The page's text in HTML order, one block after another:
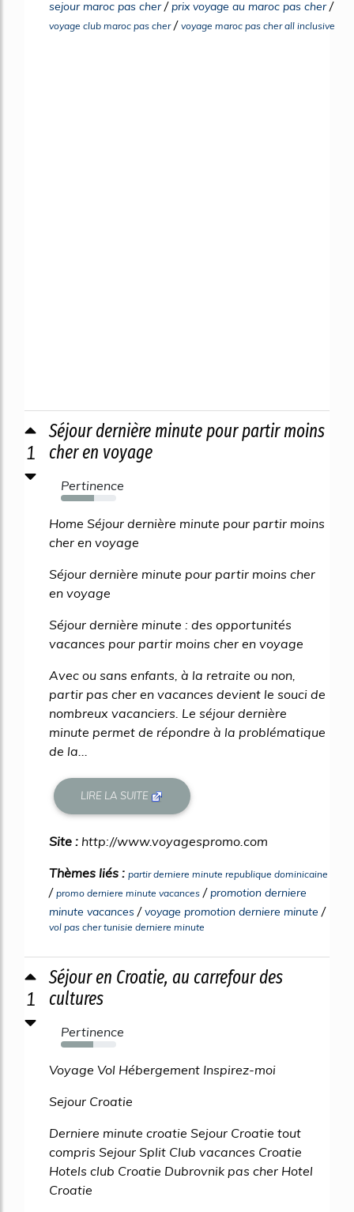
sejour maroc pas cher/prix voyage au maroc pas cher/
voyage club maroc pas cher/ voyage maroc pas cher all inclusive
1
Séjour dernière minute pour partir moins
cher en voyage
Pertinence
60%
Home Séjour dernière minute pour partir moins
cher en voyage
Séjour dernière minute pour partir moins cher
en voyage
Séjour dernière minute : des opportunités
vacances pour partir moins cher en voyage
Avec ou sans enfants, à la retraite ou non,
partir pas cher en vacances devient le souci de
nombreux vacanciers. Le séjour dernière
minute permet de répondre à la problématique
de la...
LIRE LA SUITE
Site : http://www.voyagespromo.com
Thèmes liés : partir derniere minute republique dominicaine
/ promo derniere minute vacances / promotion derniere
minute vacances /voyage promotion derniere minute /
vol pas cher tunisie derniere minute
1
Séjour en Croatie, au carrefour des
cultures
Pertinence
58%
Voyage Vol Hébergement Inspirez-moi
Sejour Croatie
Derniere minute croatie Sejour Croatie tout
compris Sejour Split Club vacances Croatie
Hotels club Croatie Dubrovnik pas cher Hotel
Croatie